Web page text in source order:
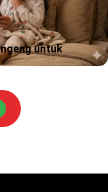
untuk
yang berani. Si